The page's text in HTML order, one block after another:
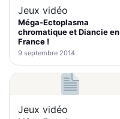
Jeux vidéo
Méga-Ectoplasma
chromatique et Diancie en
France !
9 septembre 2014
Jeux vidéo